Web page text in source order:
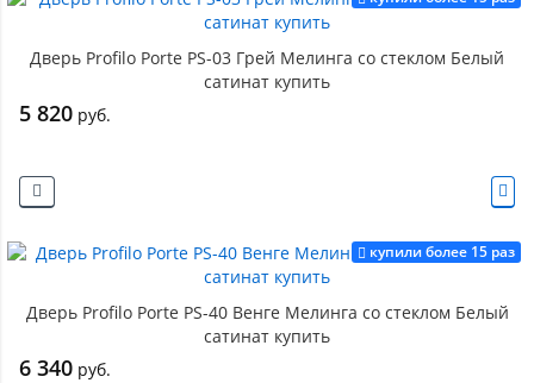
Дверь Profilo Porte PS-03 Грей Мелинга со стеклом Белый
сатинат купить
5 820 руб.
купили более 15 раз
Дверь Profilo Porte PS-40 Венге Мелинга со стеклом Белый
сатинат купить
6 340 руб.